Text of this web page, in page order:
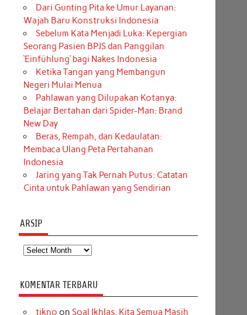
Dari Gunting Pita ke Umur Layanan:
Wajah Baru Konstruksi Indonesia
Sebelum Kata Menjadi Luka: Kepergian
Seorang Pasien BPJS dan Panggilan
‘Einfühlung’ bagi Nakes Indonesia
Ketika Tangan yang Membangun
Negeri Mulai Menua
Pahlawan yang Dilupakan Kotanya:
Belajar Bertahan dari Spider-Man: Brand
New Day
Beras, Rempah, dan Kedaulatan:
Membaca Ulang Peta Pertahanan
Indonesia
Jaring yang Tak Pernah Putus: Catatan
Cinta untuk Pahlawan yang Sendirian
ARSIP
Arsip
KOMENTAR TERBARU
tikno on Soal Ikhlas, Kita Semua Masih